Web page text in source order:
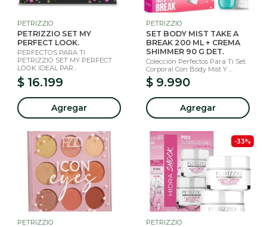
PETRIZZIO
PETRIZZIO SET MY
PERFECT LOOK.
PERFECTOS PARA TI
PETRIZZIO SET MY PERFECT
LOOK IDEAL PAR...
$ 16.199
Agregar
PETRIZZIO
SET BODY MIST TAKE A
BREAK 200 ML + CREMA
SHIMMER 90 G DET.
Colección Perfectos Para Ti Set
Corporal Con Body Mist Y ...
$ 9.990
Agregar
PETRIZZIO
-33%
PETRIZZIO